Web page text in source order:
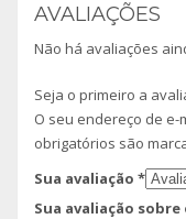
AVALIAÇÕES
Não há avaliações
Seja o primeiro a
O seu endereço de
obrigatórios são
Sua avaliação *
Sua avaliação